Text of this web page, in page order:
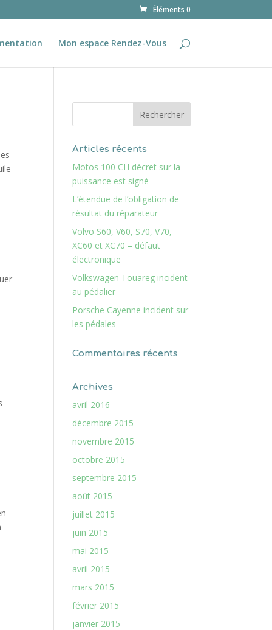
Éléments 0
Mon espace Rendez-Vous
Articles récents
Motos 100 CH décret sur la
puissance est signé
L’étendue de l’obligation de
résultat du réparateur
Volvo S60, V60, S70, V70,
XC60 et XC70 – défaut
électronique
Volkswagen Touareg incident
au pédalier
Porsche Cayenne incident sur
les pédales
Commentaires récents
Archives
avril 2016
décembre 2015
novembre 2015
octobre 2015
septembre 2015
août 2015
juillet 2015
juin 2015
mai 2015
avril 2015
mars 2015
février 2015
janvier 2015